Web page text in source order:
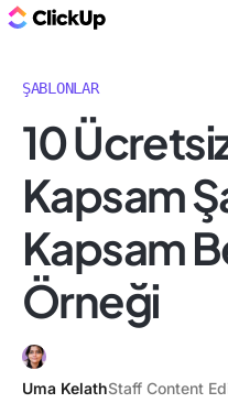
ŞABLONLAR
10
Kapsam
Kapsam
Örneği
Uma KelathStaff Content